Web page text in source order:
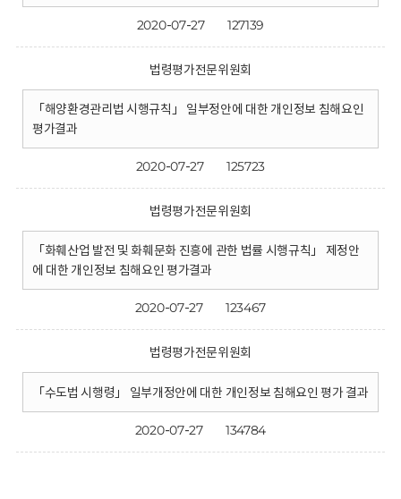
2020-07-27 127139
법령평가전문위원회
「해양환경관리법 시행규칙」 일부정안에 대한 개인정보 침해요인
평가결과
2020-07-27 125723
법령평가전문위원회
「화훼산업 발전 및 화훼문화 진흥에 관한 법률 시행규칙」 제정안
에 대한 개인정보 침해요인 평가결과
2020-07-27 123467
법령평가전문위원회
「수도법 시행령」 일부개정안에 대한 개인정보 침해요인 평가 결과
2020-07-27 134784